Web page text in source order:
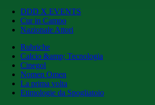
DDD X EVENTS
Cur in Campo
Nazionale Attori
Rubriche
Calcio &amp; Tecnologia
Cinegol
Nomen Omen
La prima volta
Etimologie da Spogliatoio